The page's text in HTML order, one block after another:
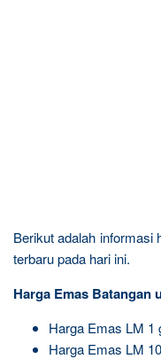
Berikut adalah informasi
terbaru pada hari ini.
Harga Emas Batangan
Harga Emas LM 1
Harga Emas LM